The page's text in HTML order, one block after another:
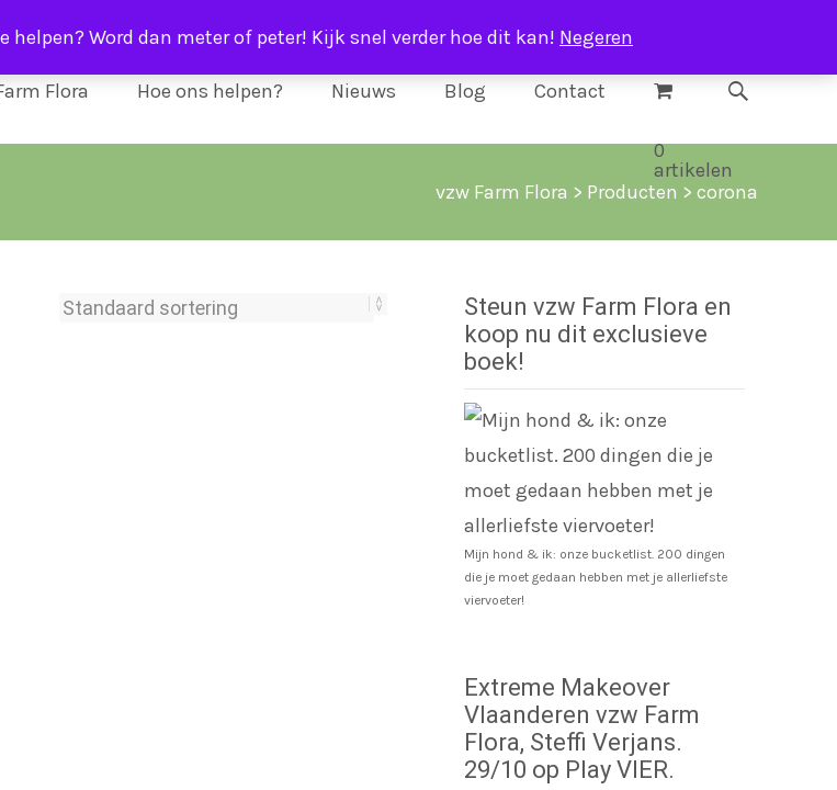
Word dan meter of peter! Kijk snel verder hoe dit kan! Negeren
Flora Hoe ons helpen? Nieuws Blog Contact
0
artikelen
Search
vzw Farm Flora > Producten > corona
Steun vzw Farm Flora en
koop nu dit exclusieve
boek!
Mijn hond & ik: onze bucketlist. 200 dingen
die je moet gedaan hebben met je allerliefste
viervoeter!
Extreme Makeover
Vlaanderen vzw Farm
Flora, Steffi Verjans.
29/10 op Play VIER.